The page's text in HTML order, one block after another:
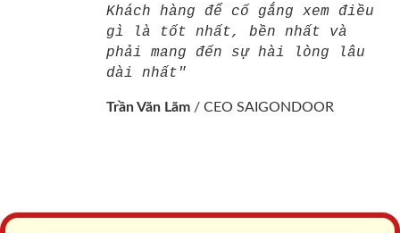
Khách hàng để cố gắng xem điều
gì là tốt nhất, bền nhất và
phải mang đến sự hài lòng lâu
dài nhất"
Trần Văn Lãm / CEO SAIGONDOOR